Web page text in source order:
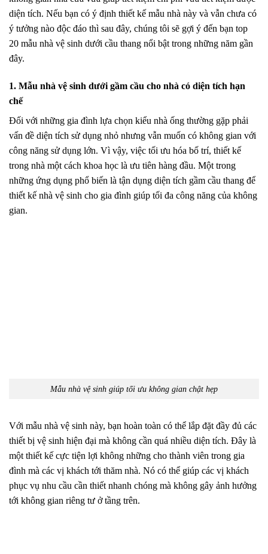
diện tích. Nếu bạn có ý định thiết kế mẫu nhà này và vẫn chưa có
ý tưởng nào độc đáo thì sau đây, chúng tôi sẽ gợi ý đến bạn top
20 mẫu nhà vệ sinh dưới cầu thang nổi bật trong những năm gần
đây.
1. Mẫu nhà vệ sinh dưới gầm cầu cho nhà có diện tích hạn
chế
Đối với những gia đình lựa chọn kiểu nhà ống thường gặp phải
vấn đề diện tích sử dụng nhỏ nhưng vẫn muốn có không gian với
công năng sử dụng lớn. Vì vậy, việc tối ưu hóa bố trí, thiết kế
trong nhà một cách khoa học là ưu tiên hàng đầu. Một trong
những ứng dụng phổ biến là tận dụng diện tích gầm cầu thang để
thiết kế nhà vệ sinh cho gia đình giúp tối đa công năng của không
gian.
Mẫu nhà vệ sinh giúp tối ưu không gian chật hẹp
Với mẫu nhà vệ sinh này, bạn hoàn toàn có thể lắp đặt đầy đủ các
thiết bị vệ sinh hiện đại mà không cần quá nhiều diện tích. Đây là
một thiết kế cực tiện lợi không những cho thành viên trong gia
đình mà các vị khách tới thăm nhà. Nó có thể giúp các vị khách
phục vụ nhu cầu cần thiết nhanh chóng mà không gây ảnh hưởng
tới không gian riêng tư ở tầng trên.